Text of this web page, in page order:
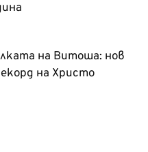
на Витоша: нов
на Христо